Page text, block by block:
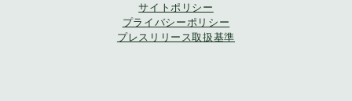
サイトポリシー
プライバシーポリシー
プレスリリース取扱基準